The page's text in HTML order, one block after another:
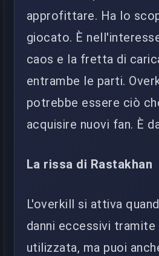
approfittare. Ha lo
giocato. È
caos e la fretta di
entrambe le parti.
potrebbe essere ciò
acquisire nuovi fan. È
La rissa di Rastakhan
L'overkill si attiva
danni eccessivi tramite
utilizzata, ma puoi